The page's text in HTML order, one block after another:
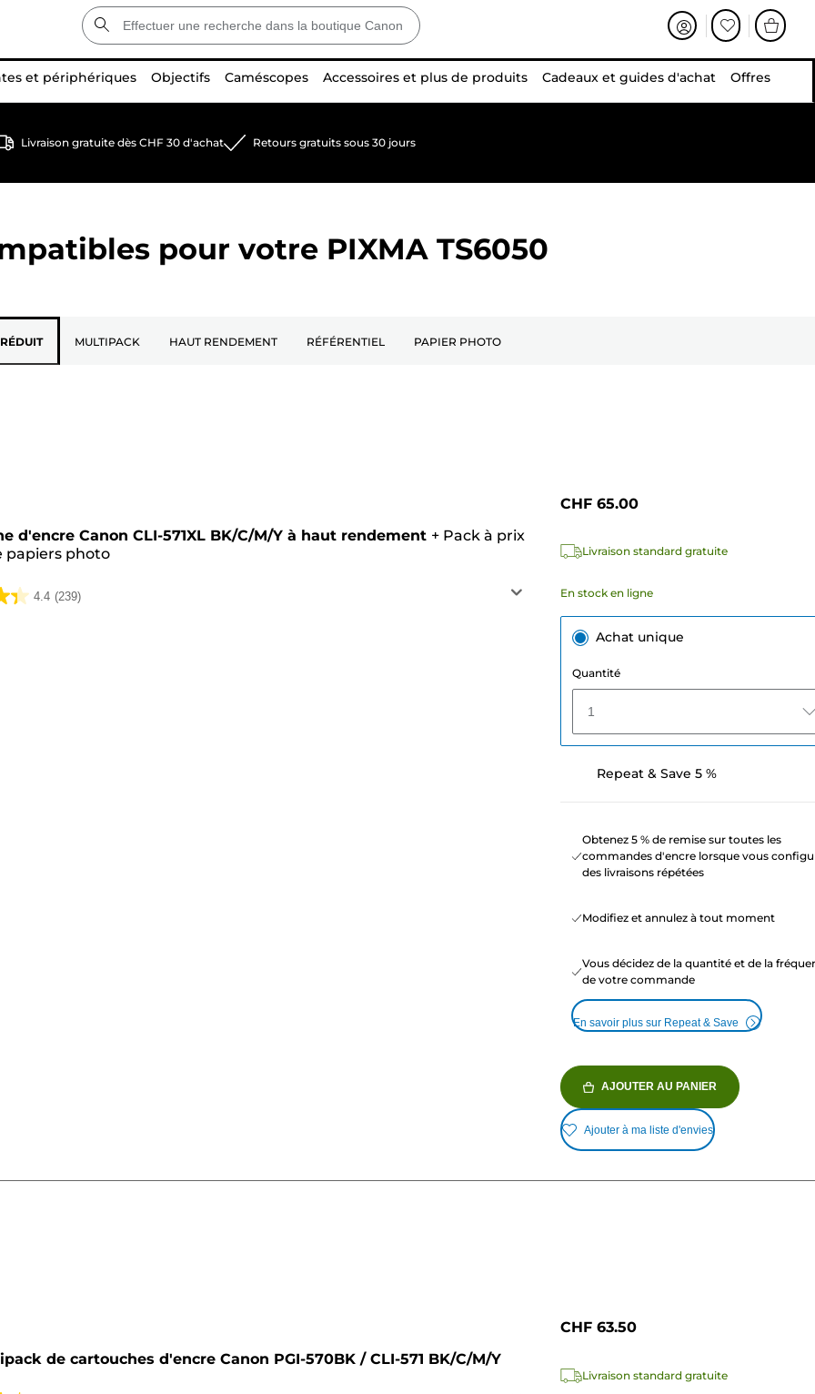
et périphériques Objectifs Caméscopes Accessoires et plus de produits Cadeaux et guides d'achat Offres
Livraison gratuite dès CHF 30 d'achat Retours gratuits sous 30 jours
pour votre PIXMA TS6050
MULTIPACK HAUT RENDEMENT RÉFÉRENTIEL PAPIER PHOTO
d'encre Canon CLI-571XL BK/C/M/Y à haut rendement + Pack à prix
papiers photo
4.4 (239)
CHF 65.00
Livraison standard gratuite
En stock en ligne
Achat unique
Quantité
1
Repeat & Save 5 %
Obtenez 5 % de remise sur toutes les
commandes d'encre lorsque vous
des livraisons répétées
Modifiez et annulez à tout moment
Vous décidez de la quantité et de la
de votre commande
En savoir plus sur Repeat & Save
AJOUTER AU PANIER
Ajouter à ma liste d'envies
de cartouches d'encre Canon PGI-570BK / CLI-571 BK/C/M/Y
CHF 63.50
Livraison standard gratuite